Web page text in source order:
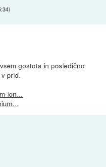
)
gostota in posledično
prid.
ion...